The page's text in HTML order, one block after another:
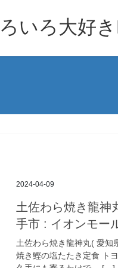
いろ大好
2024-04-09
土佐わら焼き龍神
手市 : イオンモー
土佐わら焼き龍神丸( 愛
焼き鰹の塩たたき定食 ト